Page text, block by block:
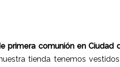
primera comunión enCiudad
tienda tenemos